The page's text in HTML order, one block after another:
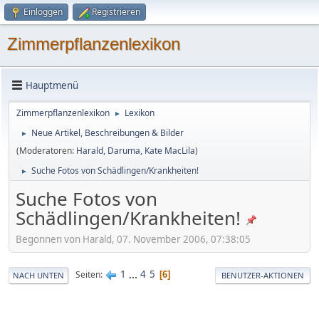
Einloggen Registrieren
Zimmerpflanzenlexikon
Hauptmenü
Zimmerpflanzenlexikon ► Lexikon
►
Neue Artikel, Beschreibungen & Bilder
(Moderatoren: Harald, Daruma, Kate MacLila)
► Suche Fotos von Schädlingen/Krankheiten!
Suche Fotos von
Schädlingen/Krankheiten!
Begonnen von Harald, 07. November 2006, 07:38:05
NACH UNTEN Seiten 1 ... 4 5 6 BENUTZER-AKTIONEN